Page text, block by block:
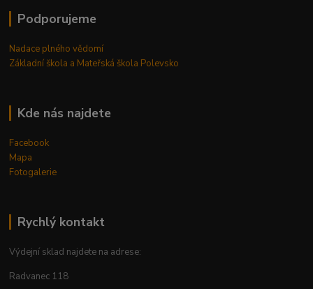
Podporujeme
Nadace plného vědomí
Základní škola a Mateřská škola Polevsko
Kde nás najdete
Facebook
Mapa
Fotogalerie
Rychlý kontakt
Výdejní sklad najdete na adrese:
Radvanec 118